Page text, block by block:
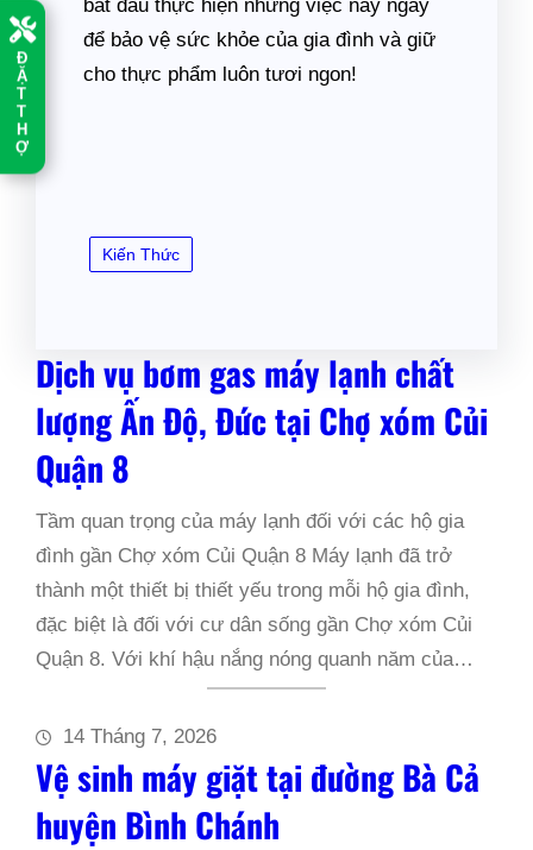
Đ
Ặ
T
T
H
Ợ
bắt đầu thực hiện những việc này ngay
để bảo vệ sức khỏe của gia đình và giữ
cho thực phẩm luôn tươi ngon!
Kiến Thức
Dịch vụ bơm gas máy lạnh chất
lượng Ấn Độ, Đức tại Chợ xóm Củi
Quận 8
Tầm quan trọng của máy lạnh đối với các hộ gia
đình gần Chợ xóm Củi Quận 8 Máy lạnh đã trở
thành một thiết bị thiết yếu trong mỗi hộ gia đình,
đặc biệt là đối với cư dân sống gần Chợ xóm Củi
Quận 8. Với khí hậu nắng nóng quanh năm của…
14 Tháng 7, 2026
Vệ sinh máy giặt tại đường Bà Cả
huyện Bình Chánh